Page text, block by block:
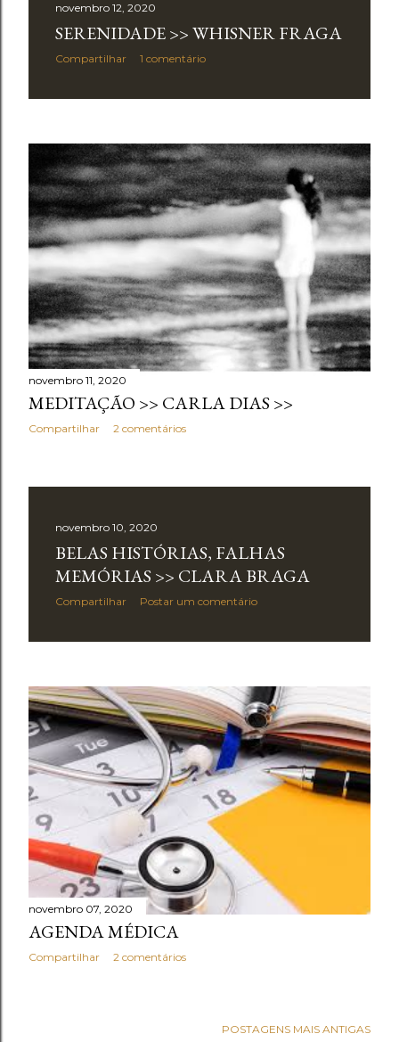
novembro 12, 2020
SERENIDADE >> WHISNER FRAGA
Compartilhar 1 comentário
novembro 11, 2020
MEDITAÇÃO >> CARLA DIAS >>
Compartilhar 2 comentários
novembro 10, 2020
BELAS HISTÓRIAS, FALHAS
MEMÓRIAS >> CLARA BRAGA
Compartilhar Postar um comentário
novembro 07, 2020
AGENDA MÉDICA
Compartilhar 2 comentários
POSTAGENS MAIS ANTIGAS